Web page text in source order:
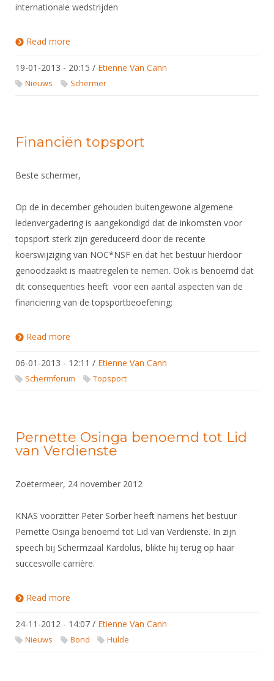
internationale wedstrijden
Read more
19-01-2013 - 20:15 / Etienne Van Cann
Nieuws Schermer
Financiën topsport
Beste schermer,
Op de in december gehouden buitengewone algemene
ledenvergadering is aangekondigd dat de inkomsten voor
topsport sterk zijn gereduceerd door de recente
koerswijziging van NOC*NSF en dat het bestuur hierdoor
genoodzaakt is maatregelen te nemen. Ook is benoemd dat
dit consequenties heeft voor een aantal aspecten van de
financiering van de topsportbeoefening:
Read more
06-01-2013 - 12:11 / Etienne Van Cann
Schermforum Topsport
Pernette Osinga benoemd tot Lid
van Verdienste
Zoetermeer, 24 november 2012
KNAS voorzitter Peter Sorber heeft namens het bestuur
Pernette Osinga benoemd tot Lid van Verdienste. In zijn
speech bij Schermzaal Kardolus, blikte hij terug op haar
succesvolle carrière.
Read more
24-11-2012 - 14:07 / Etienne Van Cann
Nieuws Bond Hulde